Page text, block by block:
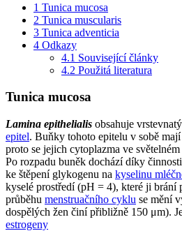
1 Tunica mucosa
2 Tunica muscularis
3 Tunica adventicia
4 Odkazy
4.1 Související články
4.2 Použitá literatura
Tunica mucosa
Lamina epithelialis obsahuje
epitel. Buňky tohoto epitelu v sobě mají
proto se jejich cytoplazma ve
Po rozpadu buněk dochází díky činnosti
ke štěpení glykogenu na kyselinu
kyselé prostředí (pH = 4), které ji
průběhu menstruačního cyklu se mění
dospělých žen činí přibližně 150 μm).
estrogeny